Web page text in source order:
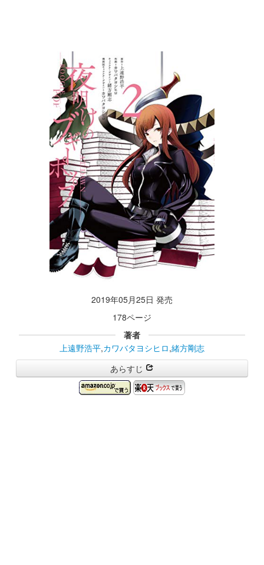
2019年05月25日 発売
178ページ
著者
上遠野浩平,カワバタヨシヒロ,緒方剛志
あらすじ